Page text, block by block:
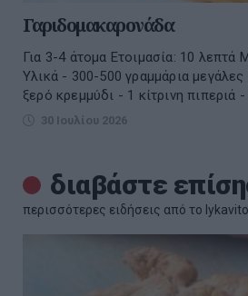
Γαριδομακαρονάδα
Για 3-4 άτομα Ετοιμασία: 10 λεπτά
Υλικά - 300-500 γραμμάρια μεγάλες
ξερό κρεμμύδι - 1 κίτρινη πιπεριά
30 Ιουλίου 2026
διαβάστε
περισσότερες ειδήσεις από το